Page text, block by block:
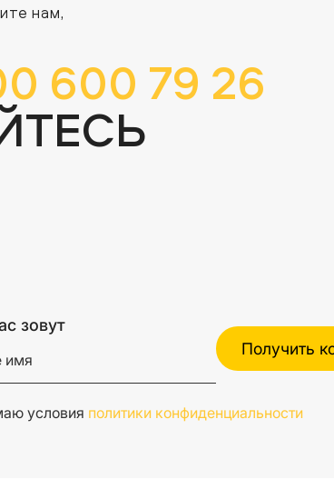
нам,
600 79 26
зовут
условия политики конфиденциальности